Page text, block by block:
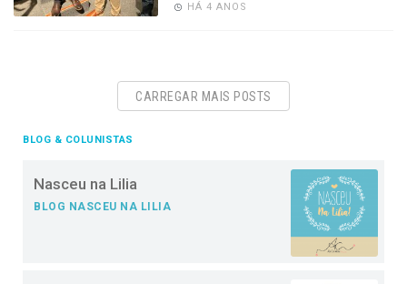
HÁ 4 ANOS
CARREGAR MAIS POSTS
BLOG & COLUNISTAS
Nasceu na Lilia
BLOG NASCEU NA LILIA